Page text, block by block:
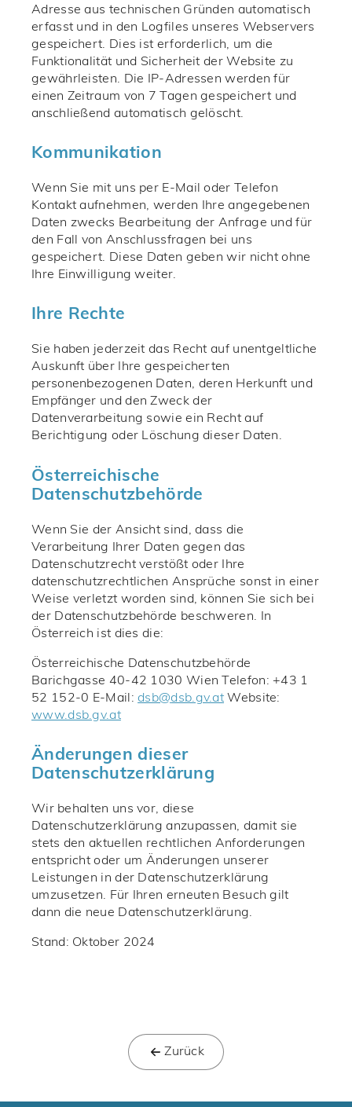
Adresse aus technischen Gründen automatisch
erfasst und in den Logfiles unseres Webservers
gespeichert. Dies ist erforderlich, um die
Funktionalität und Sicherheit der Website zu
gewährleisten. Die IP-Adressen werden für
einen Zeitraum von 7 Tagen gespeichert und
anschließend automatisch gelöscht.
Kommunikation
Wenn Sie mit uns per E-Mail oder Telefon
Kontakt aufnehmen, werden Ihre angegebenen
Daten zwecks Bearbeitung der Anfrage und für
den Fall von Anschlussfragen bei uns
gespeichert. Diese Daten geben wir nicht ohne
Ihre Einwilligung weiter.
Ihre Rechte
Sie haben jederzeit das Recht auf unentgeltliche
Auskunft über Ihre gespeicherten
personenbezogenen Daten, deren Herkunft und
Empfänger und den Zweck der
Datenverarbeitung sowie ein Recht auf
Berichtigung oder Löschung dieser Daten.
Österreichische
Datenschutzbehörde
Wenn Sie der Ansicht sind, dass die
Verarbeitung Ihrer Daten gegen das
Datenschutzrecht verstößt oder Ihre
datenschutzrechtlichen Ansprüche sonst in einer
Weise verletzt worden sind, können Sie sich bei
der Datenschutzbehörde beschweren. In
Österreich ist dies die:
Österreichische Datenschutzbehörde
Barichgasse 40-42 1030 Wien Telefon: +43 1
52 152-0 E-Mail:
ta.vg.bsd
@bsd
Website:
www.dsb.gv.at
Änderungen dieser
Datenschutzerklärung
Wir behalten uns vor, diese
Datenschutzerklärung anzupassen, damit sie
stets den aktuellen rechtlichen Anforderungen
entspricht oder um Änderungen unserer
Leistungen in der Datenschutzerklärung
umzusetzen. Für Ihren erneuten Besuch gilt
dann die neue Datenschutzerklärung.
Stand: Oktober 2024
Zurück